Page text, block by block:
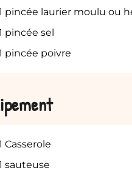
pincée laurier moulu ou
pincée sel
pincée poivre
Casserole
sauteuse